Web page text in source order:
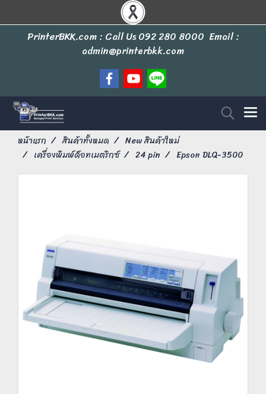
PrinterBKK.com : Call Us092 280 8000 Email :
admin@printerbkk.com
หน้าแรก สินค้าทั้งหมด
New สินค้าใหม่
เครื่องพิมพ์ด็อทเมตริกซ์
24 pin Epson DLQ-3500